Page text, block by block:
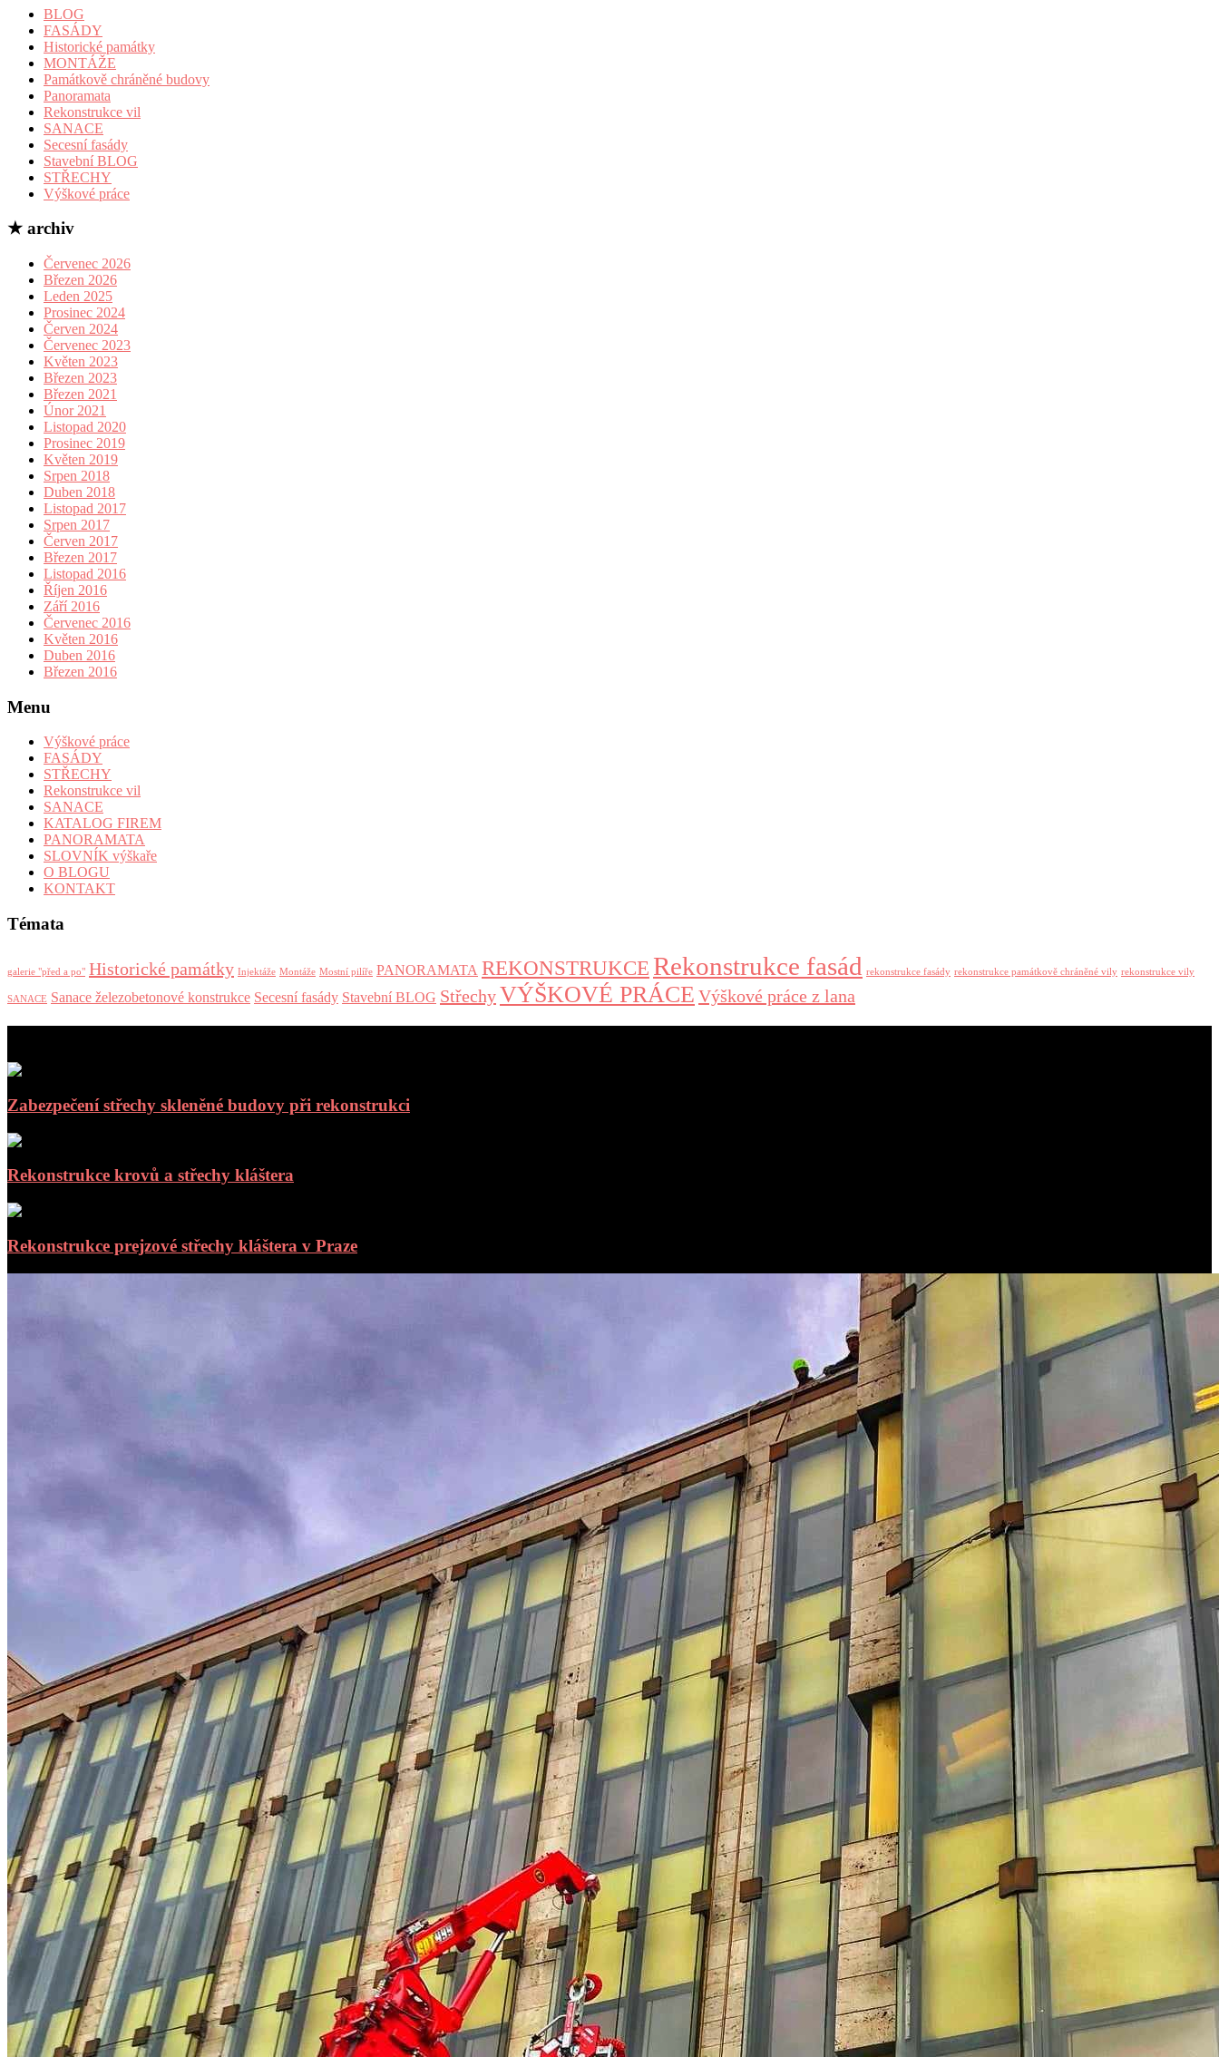
BLOG
FASÁDY
Historické památky
MONTÁŽE
Památkově chráněné budovy
Panoramata
Rekonstrukce vil
SANACE
Secesní fasády
Stavební BLOG
STŘECHY
Výškové práce
★ archiv
Červenec 2026
Březen 2026
Leden 2025
Prosinec 2024
Červen 2024
Červenec 2023
Květen 2023
Březen 2023
Březen 2021
Únor 2021
Listopad 2020
Prosinec 2019
Květen 2019
Srpen 2018
Duben 2018
Listopad 2017
Srpen 2017
Červen 2017
Březen 2017
Listopad 2016
Říjen 2016
Září 2016
Červenec 2016
Květen 2016
Duben 2016
Březen 2016
Menu
Výškové práce
FASÁDY
STŘECHY
Rekonstrukce vil
SANACE
KATALOG FIREM
PANORAMATA
SLOVNÍK výškaře
O BLOGU
KONTAKT
Témata
galerie "před a po" Historické památky Injektáže Montáže Mostní pilíře PANORAMATA REKONSTRUKCE Rekonstrukce fasád rekonstrukce fasády rekonstrukce památkově chráněné vily rekonstrukce vily
SANACE Sanace železobetonové konstrukce Secesní fasády Stavební BLOG StřechyVÝŠKOVÉ PRÁCE Výškové práce z lana
Zabezpečení střechy skleněné budovy při rekonstrukci
Rekonstrukce krovů a střechy kláštera
Rekonstrukce prejzové střechy kláštera v Praze